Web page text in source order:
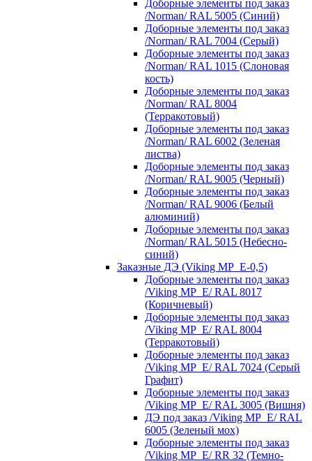
Доборные элементы под заказ
/Norman/ RAL 5005 (Синий)
Доборные элементы под заказ
/Norman/ RAL 7004 (Серый)
Доборные элементы под заказ
/Norman/ RAL 1015 (Слоновая
кость)
Доборные элементы под заказ
/Norman/ RAL 8004
(Терракотовый)
Доборные элементы под заказ
/Norman/ RAL 6002 (Зеленая
листва)
Доборные элементы под заказ
/Norman/ RAL 9005 (Черный)
Доборные элементы под заказ
/Norman/ RAL 9006 (Белый
алюминий)
Доборные элементы под заказ
/Norman/ RAL 5015 (Небесно-
синий)
Заказные ДЭ (Viking MP_E-0,5)
Доборные элементы под заказ
/Viking MP_E/ RAL 8017
(Коричневый)
Доборные элементы под заказ
/Viking MP_E/ RAL 8004
(Терракотовый)
Доборные элементы под заказ
/Viking MP_E/ RAL 7024 (Серый
Графит)
Доборные элементы под заказ
/Viking MP_E/ RAL 3005 (Вишня)
ДЭ под заказ /Viking MP_E/ RAL
6005 (Зеленый мох)
Доборные элементы под заказ
/Viking MP_E/ RR 32 (Темно-